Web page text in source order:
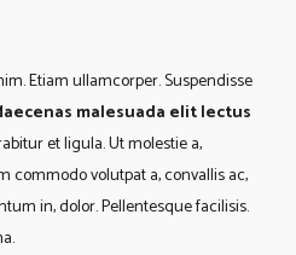
Etiam ullamcorper. Suspendisse
malesuada elit lectus
et ligula. Ut molestie a,
commodo volutpat a, convallis ac,
in, dolor. Pellentesque facilisis.